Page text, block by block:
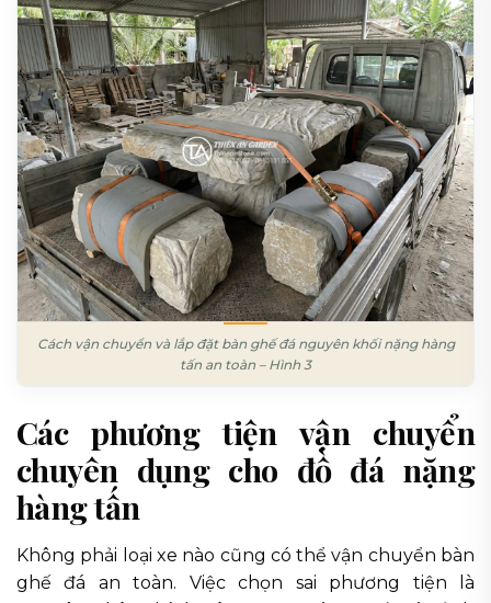
Cách vận chuyển và lắp đặt bàn ghế đá nguyên khối nặng hàng
tấn an toàn – Hình 3
Các phương tiện vận chuyển
chuyên dụng cho đồ đá nặng
hàng tấn
Không phải loại xe nào cũng có thể vận chuyển bàn
ghế đá an toàn. Việc chọn sai phương tiện là